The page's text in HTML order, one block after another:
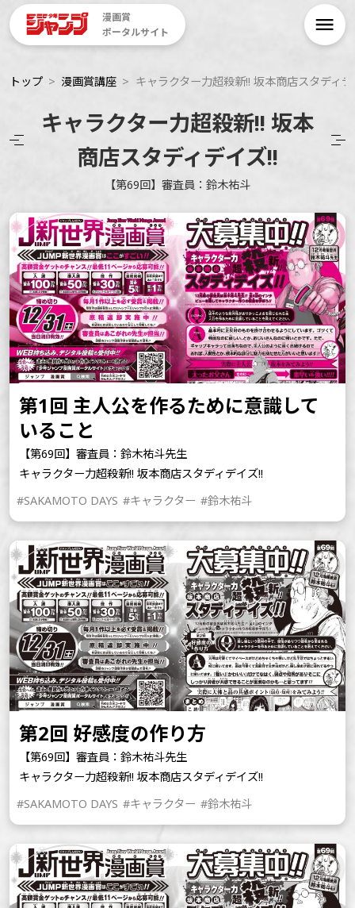
漫画賞
ポータルサイト
トップ 漫画賞講座 キャラクター力超殺新!! 坂本商店スタディデ
キャラクター力超殺新!! 坂本
商店スタディデイズ!!
【第69回】審査員：鈴木祐斗
第1回 主人公を作るために意識して
いること
【第69回】審査員：鈴木祐斗先生
キャラクター力超殺新!! 坂本商店スタディデイズ!!
#SAKAMOTO DAYS #キャラクター #鈴木祐斗
第2回 好感度の作り方
【第69回】審査員：鈴木祐斗先生
キャラクター力超殺新!! 坂本商店スタディデイズ!!
#SAKAMOTO DAYS #キャラクター #鈴木祐斗